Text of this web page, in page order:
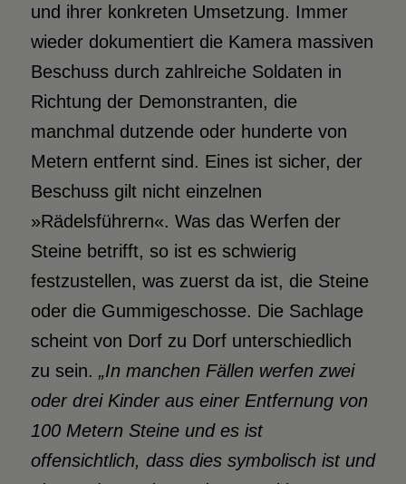
und ihrer konkreten Umsetzung. Immer
wieder dokumentiert die Kamera massiven
Beschuss durch zahlreiche Soldaten in
Richtung der Demonstranten, die
manchmal dutzende oder hunderte von
Metern entfernt sind. Eines ist sicher, der
Beschuss gilt nicht einzelnen
»Rädelsführern«. Was das Werfen der
Steine betrifft, so ist es schwierig
festzustellen, was zuerst da ist, die Steine
oder die Gummigeschosse. Die Sachlage
scheint von Dorf zu Dorf unterschiedlich
zu sein. „In manchen Fällen werfen zwei
oder drei Kinder aus einer Entfernung von
100 Metern Steine und es ist
offensichtlich, dass dies symbolisch ist und